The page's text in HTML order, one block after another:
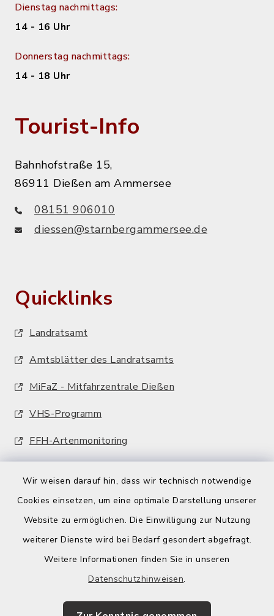
Wir weisen darauf hin, dass wir technisch notwendige
Cookies einsetzen, um eine optimale Darstellung unserer
Website zu ermöglichen. Die Einwilligung zur Nutzung
weiterer Dienste wird bei Bedarf gesondert abgefragt.
Weitere Informationen finden Sie in unseren
Datenschutzhinweisen.
Dienstag nachmittags:
14 - 16 Uhr
Donnerstag nachmittags:
14 - 18 Uhr
Tourist-Info
Bahnhofstraße 15,
86911 Dießen am Ammersee
08151 906010
diessen@starnbergammersee.de
Quicklinks
Landratsamt
Amtsblätter des Landratsamts
MiFaZ - Mitfahrzentrale Dießen
VHS-Programm
FFH-Artenmonitoring
Barrierefreiheit